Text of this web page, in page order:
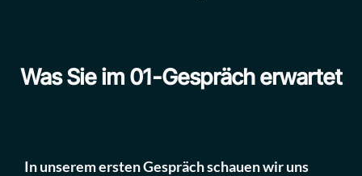
Was Sie im 01-Gespräch erwartet
In unserem ersten Gespräch schauen wir uns